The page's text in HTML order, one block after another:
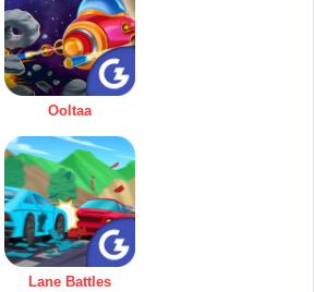
Ooltaa
Lane Battles